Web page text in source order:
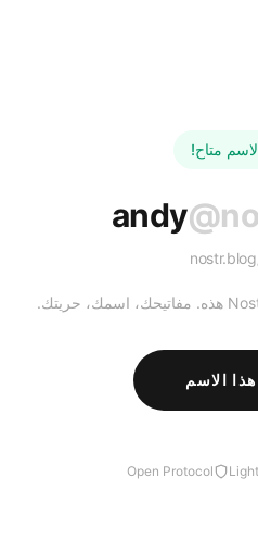
متاح!
andy
الاسم
Open Protocol